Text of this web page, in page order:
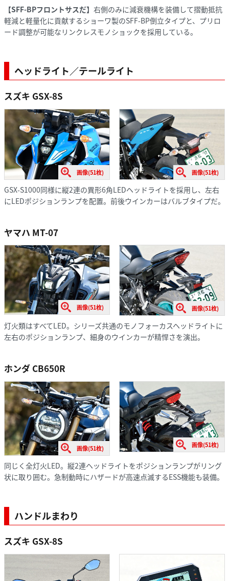
【SFF-BPフロントサスだ】 右側のみに減衰機構を装備して摺動抵抗
軽減と軽量化に貢献するショーワ製のSFF-BP倒立タイプと、プリロ
ード調整が可能なリンクレスモノショックを採用している。
ヘッドライト／テールライト
スズキ GSX-8S
画像(51枚) 画像(51枚)
GSX-S1000同様に縦2連の異形6角LEDヘッドライトを採用し、左右
にLEDポジションランプを配置。前後ウインカーはバルブタイプだ。
ヤマハ MT-07
画像(51枚) 画像(51枚)
灯火類はすべてLED。シリーズ共通のモノフォーカスヘッドライトに
左右のポジションランプ、細身のウインカーが精悍さを演出。
ホンダ CB650R
画像(51枚) 画像(51枚)
同じく全灯火LED。縦2連ヘッドライトをポジションランプがリング
状に取り囲む。急制動時にハザードが高速点滅するESS機能も装備。
ハンドルまわり
スズキ GSX-8S